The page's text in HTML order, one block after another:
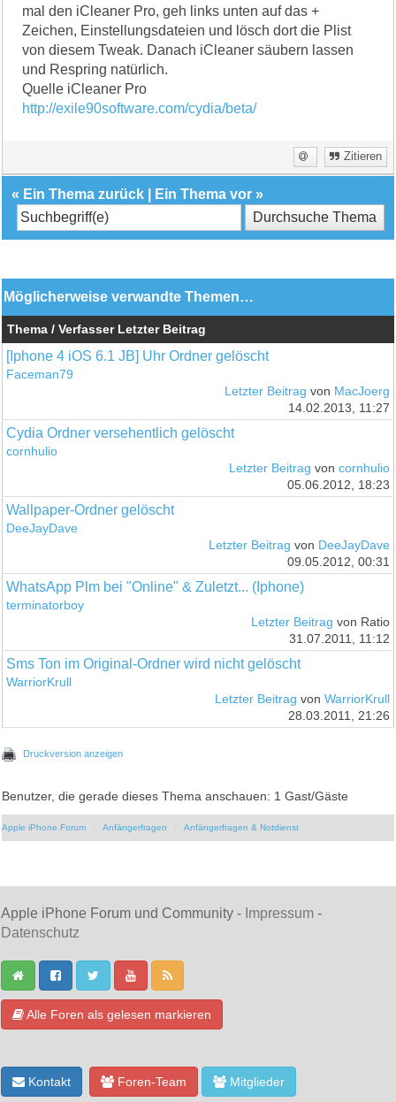
mal den iCleaner Pro, geh links unten auf das +
Zeichen, Einstellungsdateien und lösch dort die Plist
von diesem Tweak. Danach iCleaner säubern lassen
und Respring natürlich.
Quelle iCleaner Pro
http://exile90software.com/cydia/beta/
Zitieren
« Ein Thema zurück Ein Thema vor »
Möglicherweise verwandte Themen…
Thema / Verfasser Letzter Beitrag
[Iphone 4 iOS 6.1 JB] Uhr Ordner gelöscht
Faceman79
Letzter Beitrag von MacJoerg
14.02.2013, 11:27
Cydia Ordner versehentlich gelöscht
cornhulio
Letzter Beitrag von cornhulio
05.06.2012, 18:23
Wallpaper-Ordner gelöscht
DeeJayDave
Letzter Beitrag von DeeJayDave
09.05.2012, 00:31
WhatsApp Plm bei "Online" & Zuletzt... (Iphone)
terminatorboy
Letzter Beitrag von Ratio
31.07.2011, 11:12
Sms Ton im Original-Ordner wird nicht gelöscht
WarriorKrull
Letzter Beitrag von WarriorKrull
28.03.2011, 21:26
Druckversion anzeigen
Benutzer, die gerade dieses Thema anschauen: 1 Gast/Gäste
Apple iPhone Forum Anfängerfragen Anfängerfragen & Notdienst
Apple iPhone Forum und Community - Impressum -
Datenschutz
Alle Foren als gelesen markieren
Kontakt Foren-Team Mitglieder